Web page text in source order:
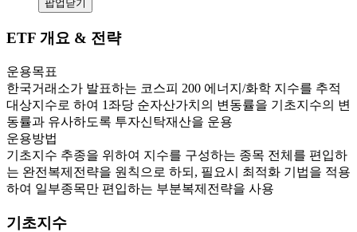
팝업닫기
ETF 개요 & 전략
운용목표
한국거래소가 발표하는 코스피 200 에너지/화학 지수를 추적
대상지수로 하여 1좌당 순자산가치의 변동률을 기초지수의 변
동률과 유사하도록 투자신탁재산을 운용
운용방법
기초지수 추종을 위하여 지수를 구성하는 종목 전체를 편입하
는 완전복제전략을 원칙으로 하되, 필요시 최적화 기법을 적용
하여 일부종목만 편입하는 부분복제전략을 사용
기초지수